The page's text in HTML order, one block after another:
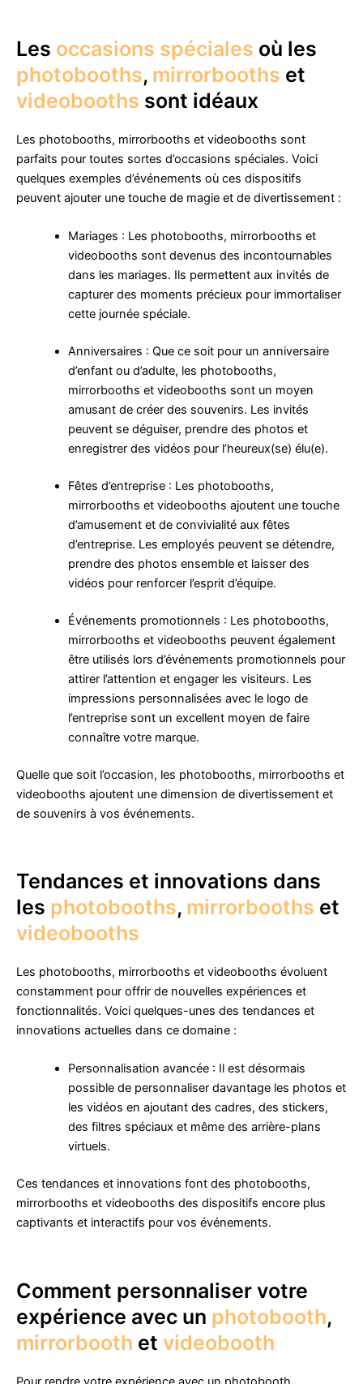
Les occasions spéciales où les
photobooths, mirrorbooths et
videobooths sont idéaux
Les photobooths, mirrorbooths et videobooths sont
parfaits pour toutes sortes d’occasions spéciales. Voici
quelques exemples d’événements où ces dispositifs
peuvent ajouter une touche de magie et de divertissement :
Mariages : Les photobooths, mirrorbooths et
videobooths sont devenus des incontournables
dans les mariages. Ils permettent aux invités de
capturer des moments précieux pour immortaliser
cette journée spéciale.
Anniversaires : Que ce soit pour un anniversaire
d’enfant ou d’adulte, les photobooths,
mirrorbooths et videobooths sont un moyen
amusant de créer des souvenirs. Les invités
peuvent se déguiser, prendre des photos et
enregistrer des vidéos pour l’heureux(se) élu(e).
Fêtes d’entreprise : Les photobooths,
mirrorbooths et videobooths ajoutent une touche
d’amusement et de convivialité aux fêtes
d’entreprise. Les employés peuvent se détendre,
prendre des photos ensemble et laisser des
vidéos pour renforcer l’esprit d’équipe.
Événements promotionnels : Les photobooths,
mirrorbooths et videobooths peuvent également
être utilisés lors d’événements promotionnels pour
attirer l’attention et engager les visiteurs. Les
impressions personnalisées avec le logo de
l’entreprise sont un excellent moyen de faire
connaître votre marque.
Quelle que soit l’occasion, les photobooths, mirrorbooths et
videobooths ajoutent une dimension de divertissement et
de souvenirs à vos événements.
Tendances et innovations dans
les photobooths, mirrorbooths et
videobooths
Les photobooths, mirrorbooths et videobooths évoluent
constamment pour offrir de nouvelles expériences et
fonctionnalités. Voici quelques-unes des tendances et
innovations actuelles dans ce domaine :
Personnalisation avancée : Il est désormais
possible de personnaliser davantage les photos et
les vidéos en ajoutant des cadres, des stickers,
des filtres spéciaux et même des arrière-plans
virtuels.
Ces tendances et innovations font des photobooths,
mirrorbooths et videobooths des dispositifs encore plus
captivants et interactifs pour vos événements.
Comment personnaliser votre
expérience avec un photobooth,
mirrorbooth et videobooth